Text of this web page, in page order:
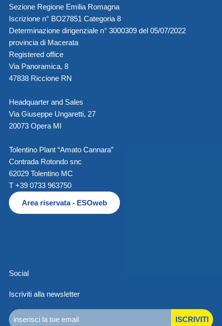
Sezione Regione Emilia Romagna
Iscrizione n° BO27851 Categoria 8
Determinazione dirigenziale n° 3000309 del 05/07/2022
provincia di Macerata
Registered office
Via Panoramica, 8
47838 Riccione RN
Headquarter and Sales
Via Giuseppe Ungaretti, 27
20073 Opera MI
Tolentino Plant “Amato Cannara”
Contrada Rotondo snc
62029 Tolentino MC
T +39 0733 963750
Area riservata - ESOweb
Social
Iscriviti alla newsletter
ISCRIVITI